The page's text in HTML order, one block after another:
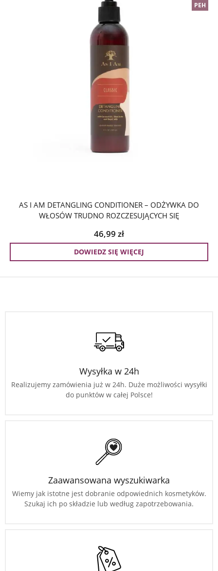
PEH
AS I AM DETANGLING CONDITIONER – ODŻYWKA DO
WŁOSÓW TRUDNO ROZCZESUJĄCYCH SIĘ
46,99 zł
DOWIEDZ SIĘ WIĘCEJ
Wysyłka w 24h
Realizujemy zamówienia już w 24h. Duże możliwości wysyłki
do punktów w całej Polsce!
Zaawansowana wyszukiwarka
Wiemy jak istotne jest dobranie odpowiednich kosmetyków.
Szukaj ich po składzie lub według zapotrzebowania.